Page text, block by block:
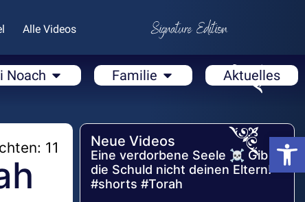
Alle Videos
Noach Familie Aktuelles
11 Neue Videos
Eine verdorbene Seele ☠️ Gib
die Schuld nicht deinen Eltern!
#shorts #Torah